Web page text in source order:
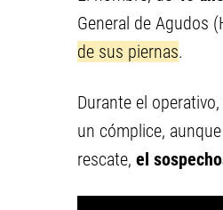
General de Agudos
de sus piernas.
Durante el
un cómplice,
rescate, el